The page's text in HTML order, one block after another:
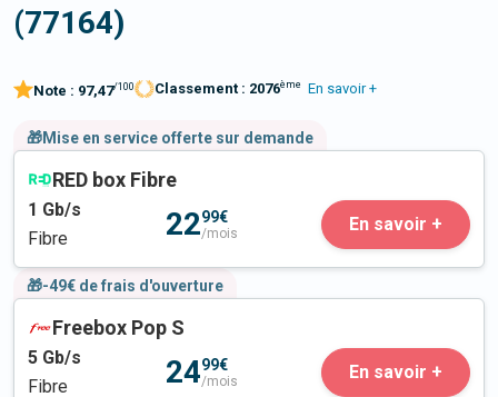
(77164)
Note : 97,47/100 Classement : 2076ème En savoir +
🎁Mise en service offerte sur demande
RED box Fibre
1 Gb/s
Fibre
2299€
/mois En savoir +
🎁-49€ de frais d'ouverture
Freebox Pop S
5 Gb/s
Fibre
2499€
/mois En savoir +